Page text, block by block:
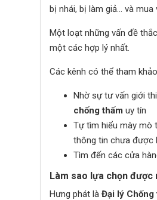
bị nhái, bị làm giả… và mua
Một loạt những vấn đề
một các hợp lý nhất.
Các kênh có thể tham
Nhờ sự tư vấn giới
chống thấm uy tín
Tự tìm hiểu mày mò
thông tin chưa được
Tìm đến các cửa
Làm sao lựa chọn được
Hưng phát là Đại lý Chống